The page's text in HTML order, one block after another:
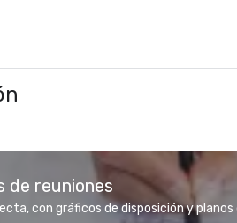
de reuniones
con gráficos de disposición y